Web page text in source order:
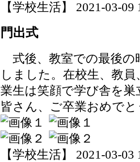
【学校生活】 2021-03-09
門出式
式後、教室での最後の
しました。在校生、教
業生は笑顔で学び舎を
皆さん、ご卒業おめで
【学校生活】 2021-03-03